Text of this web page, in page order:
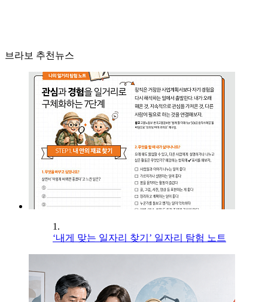
브라보 추천뉴스
1.
‘내게 맞는 일자리 찾기’ 일자리 탐험 노트